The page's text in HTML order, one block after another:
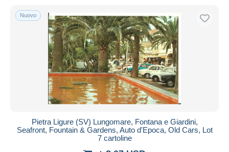
Nuovo
Pietra Ligure (SV) Lungomare, Fontana e Giardini,
Seafront, Fountain & Gardens, Auto d'Epoca, Old Cars, Lot
7 cartoline